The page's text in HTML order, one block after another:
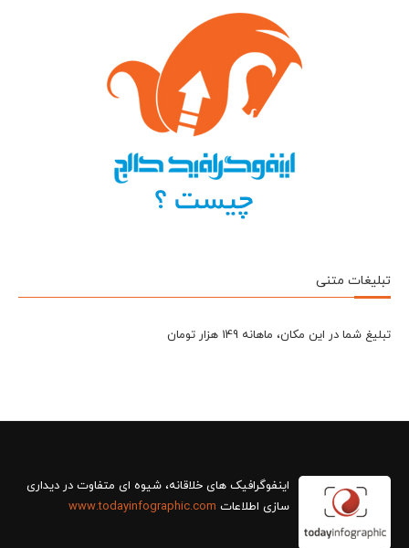
تبلیغات متنی
تبلیغ شما در این مکان، ماهانه 149 هزار تومان
سازی اطلاعات www.todayinfographic.com